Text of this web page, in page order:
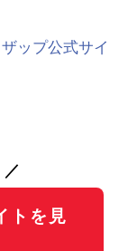
ップ公式サイ
トを見